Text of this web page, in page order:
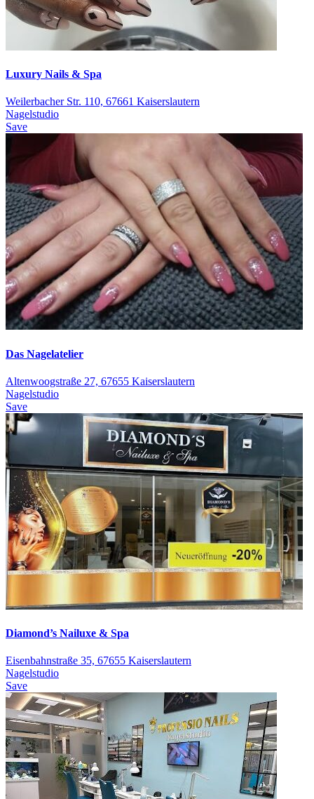
Luxury Nails & Spa
Weilerbacher Str. 110, 67661 Kaiserslautern
Nagelstudio
Save
Das Nagelatelier
Altenwoogstraße 27, 67655 Kaiserslautern
Nagelstudio
Save
Diamond’s Nailuxe & Spa
Eisenbahnstraße 35, 67655 Kaiserslautern
Nagelstudio
Save